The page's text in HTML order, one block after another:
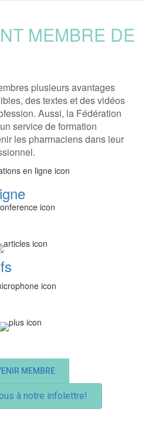
MEMBRE DE
plusieurs avantages
des textes et des vidéos
Aussi, la Fédération
service de formation
les pharmaciens dans leur
MEMBRE
à notre infolettre!